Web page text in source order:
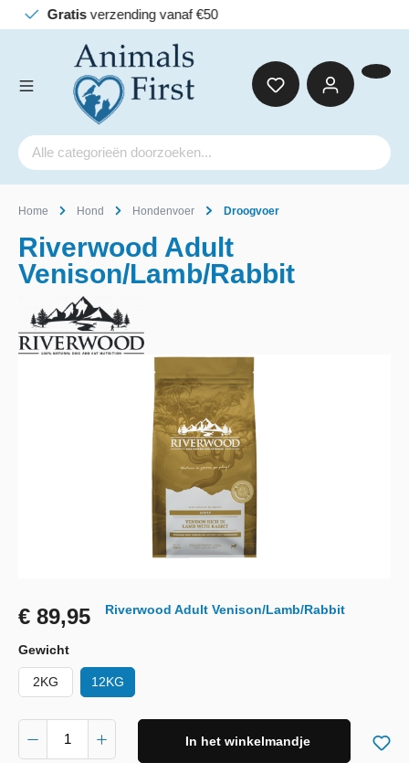
Home Hond Hondenvoer Droogvoer
Riverwood Adult
Venison/Lamb/Rabbit
€ 89,95 Riverwood Adult Venison/Lamb/Rabbit
Gewicht
2KG 12KG
In het winkelmandje